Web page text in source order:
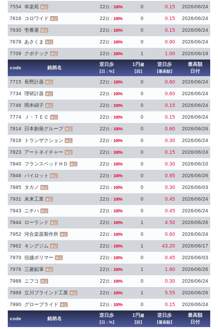
7554 幸楽苑 東証 22 日： 100% 0 0.15 2026/06/24
7616 コロワイド 東証 22 日： 100% 0 0.15 2026/06/24
7630 壱番屋 東証 22 日： 100% 0 0.15 2026/06/24
7678 あさくま 東証 22 日： 100% 0 0.90 2026/06/24
7709 クボテック 東証 22 日： 100% 1 1.00 2026/06/19
code 銘柄名
逆日歩
【日：%】
1円 越
【回】
逆日歩
【最高額】
最高額
日付
7715
長野計器 東証 22 日： 100% 0 0.60 2026/06/24
7734 理研計器 東証 22 日： 100% 0 0.60 2026/06/24
7746 岡本硝子 東証 22 日： 100% 0 0.15 2026/06/24
7774 Ｊ・ＴＥＣ 東証 22 日： 100% 0 0.15 2026/06/24
7814 日本創発グループ 東証 22 日： 100% 0 0.60 2026/06/26
7818 トランザクション 東証 22 日： 100% 0 0.30 2026/06/24
7823 アートネイチャー 東証 22 日： 100% 0 0.15 2026/06/24
7840 フランスベッドＨＤ 東証 22 日： 100% 0 0.30 2026/06/10
7846 パイロット 東証 22 日： 100% 0 0.95 2026/06/26
7885 タカノ 東証 22 日： 100% 0 0.30 2026/06/03
7931 未来工業 東証 22 日： 100% 0 0.45 2026/06/24
7943 ニチハ 東証 22 日： 100% 0 0.45 2026/06/24
7944 ローランド 東証 22 日： 100% 1 4.50 2026/06/26
7952 河合楽器製作所 東証 22 日： 100% 0 0.60 2026/06/24
7962 キングジム 東証 22 日： 100% 1 43.20 2026/06/17
7970 信越ポリマー 東証 22 日： 100% 0 0.45 2026/06/03
7976 三菱鉛筆 東証 22 日： 100% 1 1.90 2026/06/26
7988 ニフコ 東証 22 日： 100% 0 0.30 2026/06/24
7989 立川ブラインド工業 東証 22 日： 100% 1 5.55 2026/06/26
7990 グローブライド 東証 22 日： 100% 0 0.15 2026/06/24
code 銘柄名
逆日歩
【日：%】
1円 越
【回】
逆日歩
【最高額】
最高額
日付